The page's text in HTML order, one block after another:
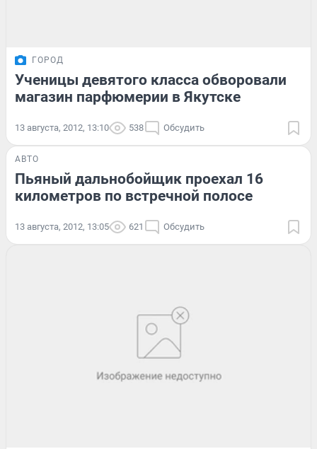
ГОРОД
Ученицы девятого класса обворовали
магазин парфюмерии в Якутске
13 августа, 2012, 13:10 538 Обсудить
АВТО
Пьяный дальнобойщик проехал 16
километров по встречной полосе
13 августа, 2012, 13:05 621 Обсудить